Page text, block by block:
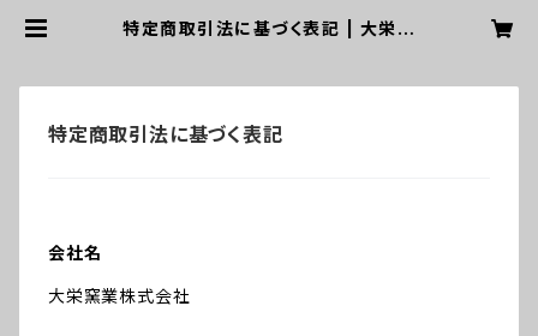
特定商取引法に基づく表記 | 大栄窯
特定商取引法に基づく表記
会社名
大栄窯業株式会社